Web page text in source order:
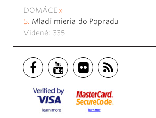
DOMÁCE
Mladí mieria do Popradu
Videné: 335